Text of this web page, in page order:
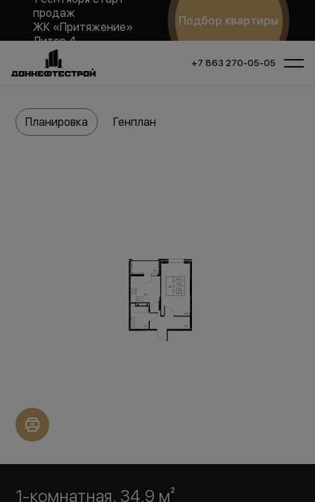
продаж
ЖК «Притяжение»
Литер 4
Подбор квартиры
+7 863 270-05-05
1-комнатная, 34,9 м²
Планировка Генплан